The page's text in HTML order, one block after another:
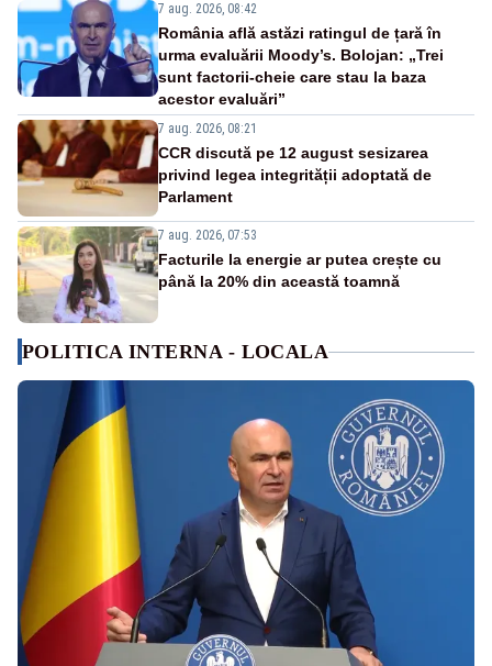
7 aug. 2026, 08:42
România află astăzi ratingul de țară în
urma evaluării Moody’s. Bolojan: „Trei
sunt factorii-cheie care stau la baza
acestor evaluări”
7 aug. 2026, 08:21
CCR discută pe 12 august sesizarea
privind legea integrității adoptată de
Parlament
7 aug. 2026, 07:53
Facturile la energie ar putea crește cu
până la 20% din această toamnă
POLITICA INTERNA - LOCALA